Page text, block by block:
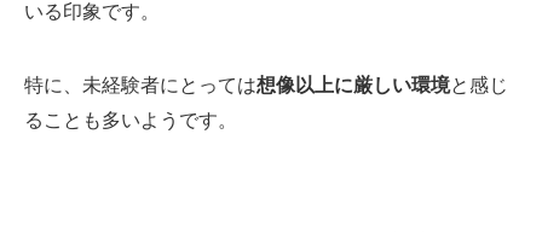
いる印象です。
特に、未経験者にとっては想像以上に厳しい環境と感じ
ることも多いようです。